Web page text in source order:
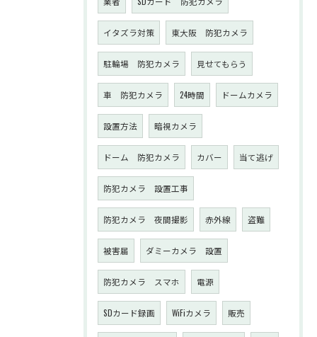
イタズラ対策 東大阪 防犯カメラ
駐輪場 防犯カメラ 見せてもらう
車 防犯カメラ 24時間 ドームカメラ
設置方法 暗視カメラ
ドーム 防犯カメラ カバー 当て逃げ
防犯カメラ 設置工事
防犯カメラ 夜間撮影 赤外線 盗難
被害届 ダミーカメラ 設置
防犯カメラ スマホ 電源
SDカード録画 WiFiカメラ 販売